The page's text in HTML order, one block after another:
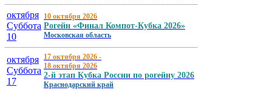
октября
Суббота
10
10 октября 2026
Рогейн «Финал Компот-Кубка 2026»
Московская область
октября
Суббота
17
17 октября 2026 -
18 октября 2026
2-й этап Кубка России по рогейну 2026
Краснодарский край